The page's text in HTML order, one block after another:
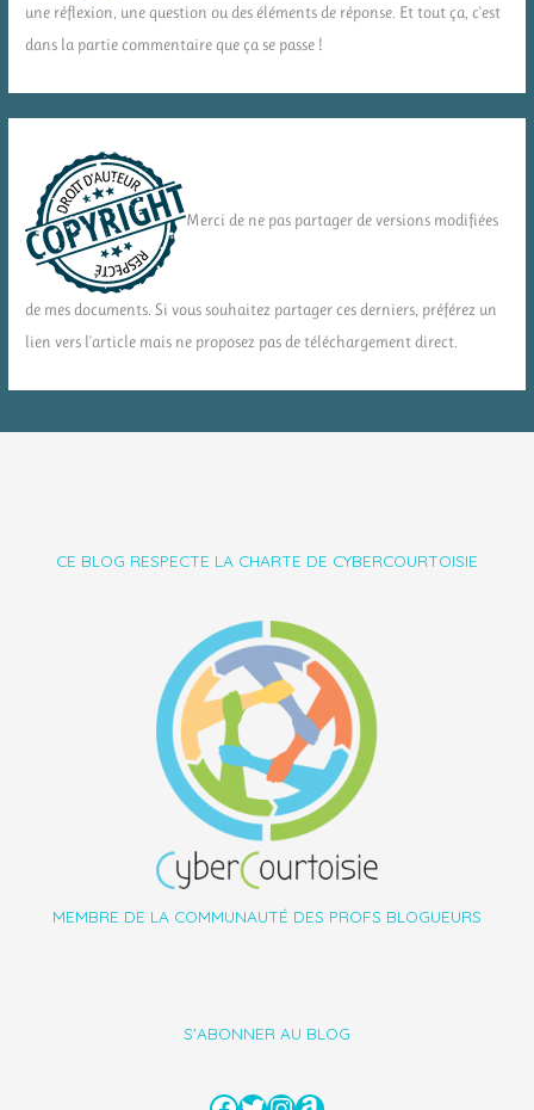
une réflexion, une question ou des éléments de réponse. Et tout ça, c'est
dans la partie commentaire que ça se passe !
Merci de ne pas partager de versions modifiées
de mes documents. Si vous souhaitez partager ces derniers, préférez un
lien vers l'article mais ne proposez pas de téléchargement direct.
CE BLOG RESPECTE LA CHARTE DE CYBERCOURTOISIE
MEMBRE DE LA COMMUNAUTÉ DES PROFS BLOGUEURS
S'ABONNER AU BLOG